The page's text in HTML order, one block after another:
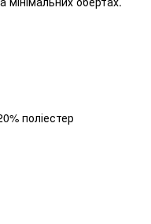
поліестер